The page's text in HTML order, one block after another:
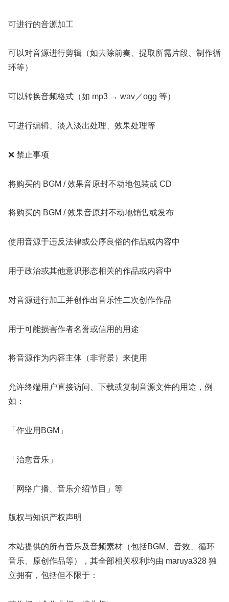
可进行的音源加工
可以对音源进行剪辑（如去除前奏、提取所需片段、制作循
环等）
可以转换音频格式（如 mp3 → wav／ogg 等）
可进行编辑、淡入淡出处理、效果处理等
❌ 禁止事项
将购买的 BGM / 效果音原封不动地包装成 CD
将购买的 BGM / 效果音原封不动地销售或发布
使用音源于违反法律或公序良俗的作品或内容中
用于政治或其他意识形态相关的作品或内容中
对音源进行加工并创作出音乐性二次创作作品
用于可能损害作者名誉或信用的用途
将音源作为内容主体（非背景）来使用
允许终端用户直接访问、下载或复制音源文件的用途，例
如：
「作业用BGM」
「治愈音乐」
「网络广播、音乐介绍节目」等
版权与知识产权声明
本站提供的所有音乐及音频素材（包括BGM、音效、循环
音乐、原创作品等），其全部相关权利均由 maruya328 独
立拥有，包括但不限于：